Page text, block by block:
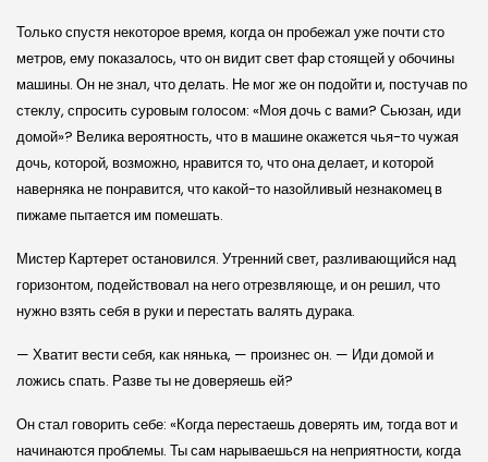
Только спустя некоторое время, когда он пробежал уже почти сто
метров, ему показалось, что он видит свет фар стоящей у обочины
машины. Он не знал, что делать. Не мог же он подойти и, постучав по
стеклу, спросить суровым голосом: «Моя дочь с вами? Сьюзан, иди
домой»? Велика вероятность, что в машине окажется чья-то чужая
дочь, которой, возможно, нравится то, что она делает, и которой
наверняка не понравится, что какой-то назойливый незнакомец в
пижаме пытается им помешать.
Мистер Картерет остановился. Утренний свет, разливающийся над
горизонтом, подействовал на него отрезвляюще, и он решил, что
нужно взять себя в руки и перестать валять дурака.
— Хватит вести себя, как нянька, — произнес он. — Иди домой и
ложись спать. Разве ты не доверяешь ей?
Он стал говорить себе: «Когда перестаешь доверять им, тогда вот и
начинаются проблемы. Ты сам нарываешься на неприятности, когда